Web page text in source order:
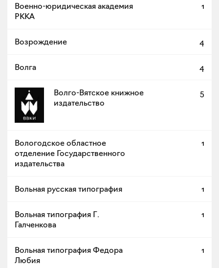
Военно-юридическая академия
РККА
1
Возрождение 4
Волга 4
Волго-Вятское книжное
издательство
5
Вологодское областное
отделение Государственного
издательства
1
Вольная русская типография 1
Вольная типография Г.
Галченкова
1
Вольная типография Федора
Любия
1